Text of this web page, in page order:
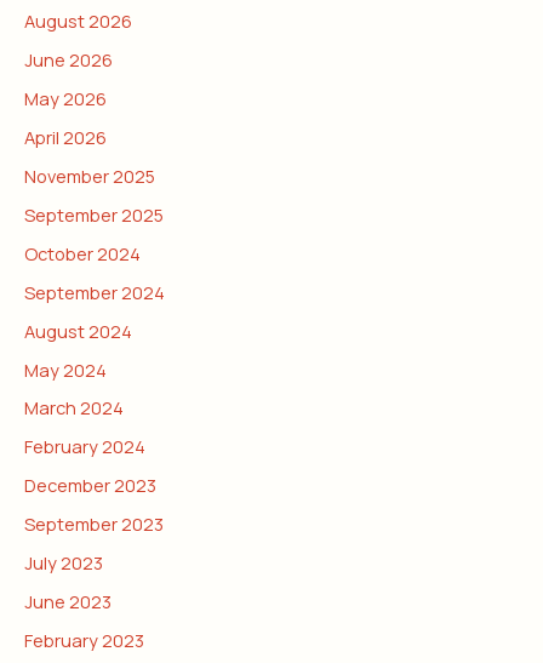
August 2026
June 2026
May 2026
April 2026
November 2025
September 2025
October 2024
September 2024
August 2024
May 2024
March 2024
February 2024
December 2023
September 2023
July 2023
June 2023
February 2023